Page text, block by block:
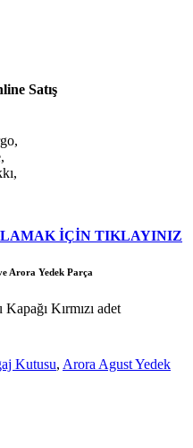
Satış
İÇİN TIKLAYINIZ
Arora Yedek Parça
Kırmızı adet
Kutusu, Arora Agust Yedek